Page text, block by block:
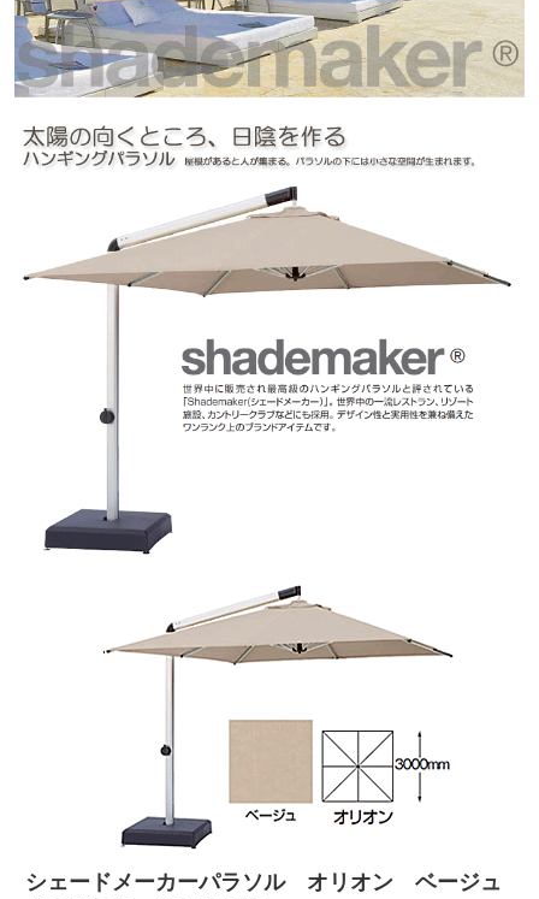
シェードメーカーパラソル オリオン ベージュ